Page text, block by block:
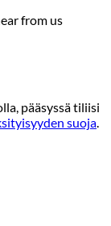
from us
pääsyssä tiliisi
suoja